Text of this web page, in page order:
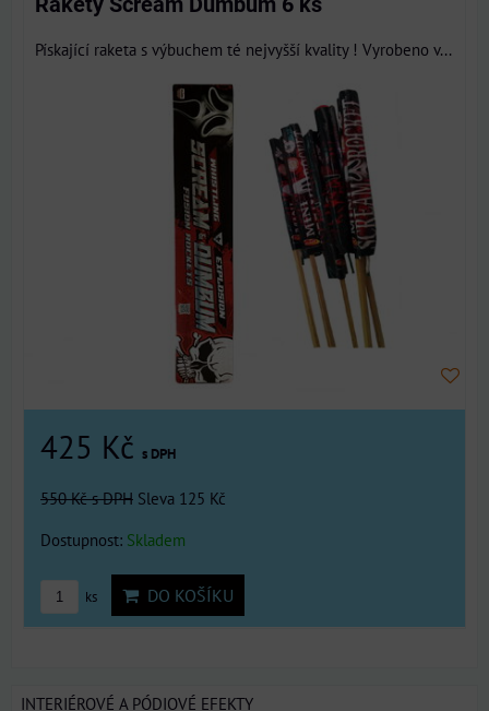
Rakety Scream Dumbum 6 ks
Pískající raketa s výbuchem té nejvyšší kvality ! Vyrobeno v...
425 Kč s DPH
550 Kčs DPH Sleva 125 Kč
Dostupnost: Skladem
ks DO KOŠÍKU
INTERIÉROVÉ A PÓDIOVÉ EFEKTY